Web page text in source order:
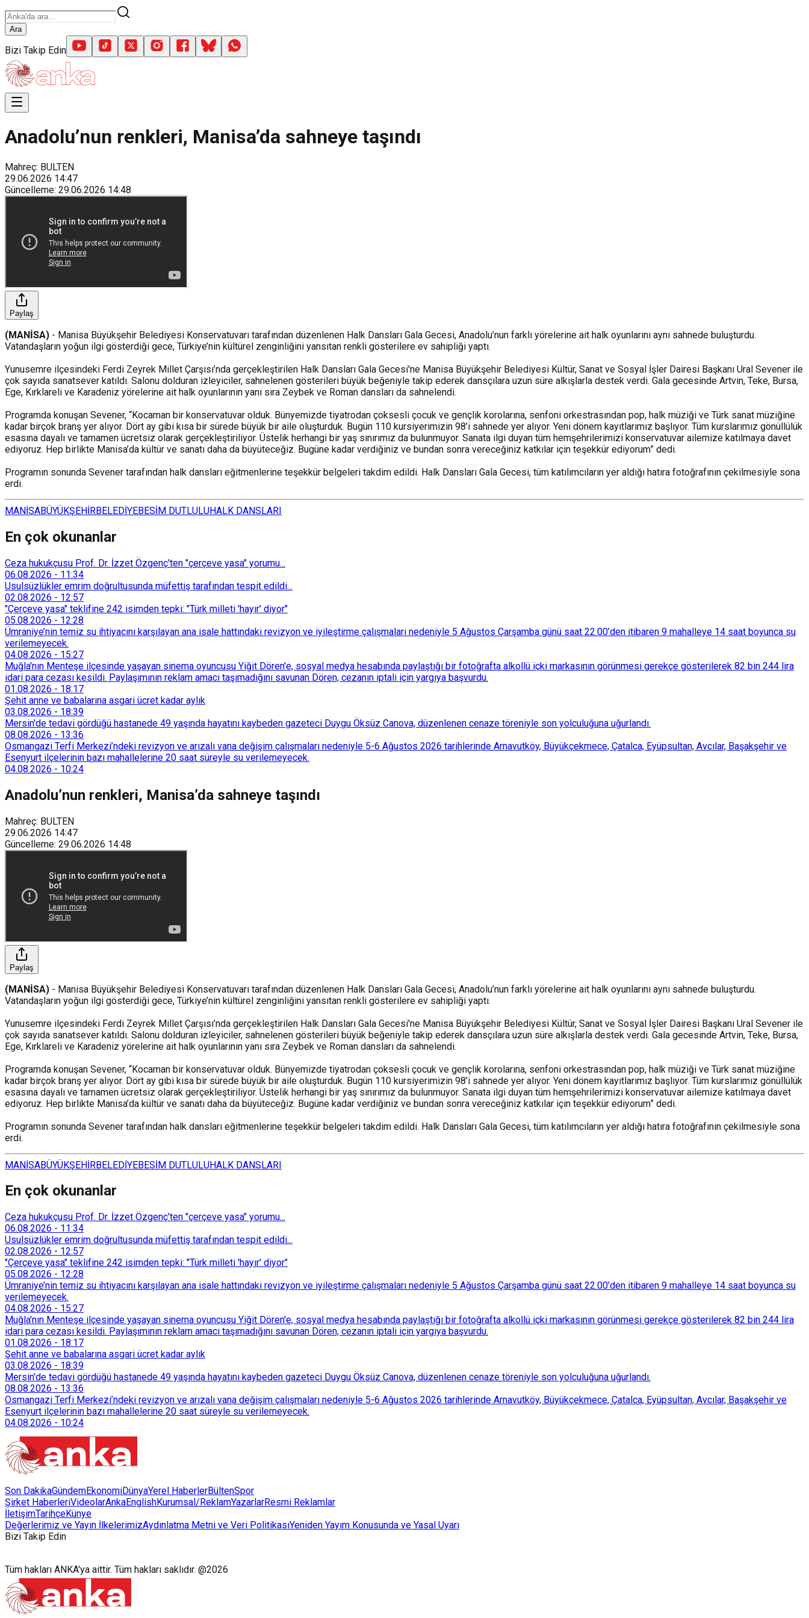
Ara
Bizi Takip Edin
Anadolu’nun renkleri, Manisa’da sahneye taşındı
Mahreç: BULTEN
29.06.2026 14:47
Güncelleme: 29.06.2026 14:48
Paylaş
(MANİSA) - Manisa Büyükşehir Belediyesi Konservatuvarı tarafından düzenlenen Halk Dansları Gala Gecesi, Anadolu’nun farklı yörelerine ait halk oyunlarını aynı sahnede buluşturdu.
Vatandaşların yoğun ilgi gösterdiği gece, Türkiye’nin kültürel zenginliğini yansıtan renkli gösterilere ev sahipliği yaptı.
Yunusemre ilçesindeki Ferdi Zeyrek Millet Çarşısı’nda gerçekleştirilen Halk Dansları Gala Gecesi'ne Manisa Büyükşehir Belediyesi Kültür, Sanat ve Sosyal İşler Dairesi Başkanı Ural Sevener ile
çok sayıda sanatsever katıldı. Salonu dolduran izleyiciler, sahnelenen gösterileri büyük beğeniyle takip ederek dansçılara uzun süre alkışlarla destek verdi. Gala gecesinde Artvin, Teke, Bursa,
Ege, Kırklareli ve Karadeniz yörelerine ait halk oyunlarının yanı sıra Zeybek ve Roman dansları da sahnelendi.
Programda konuşan Sevener, “Kocaman bir konservatuvar olduk. Bünyemizde tiyatrodan çoksesli çocuk ve gençlik korolarına, senfoni orkestrasından pop, halk müziği ve Türk sanat müziğine
kadar birçok branş yer alıyor. Dört ay gibi kısa bir sürede büyük bir aile oluşturduk. Bugün 110 kursiyerimizin 98’i sahnede yer alıyor. Yeni dönem kayıtlarımız başlıyor. Tüm kurslarımız gönüllülük
esasına dayalı ve tamamen ücretsiz olarak gerçekleştiriliyor. Üstelik herhangi bir yaş sınırımız da bulunmuyor. Sanata ilgi duyan tüm hemşehrilerimizi konservatuvar ailemize katılmaya davet
ediyoruz. Hep birlikte Manisa’da kültür ve sanatı daha da büyüteceğiz. Bugüne kadar verdiğiniz ve bundan sonra vereceğiniz katkılar için teşekkür ediyorum” dedi.
Programın sonunda Sevener tarafından halk dansları eğitmenlerine teşekkür belgeleri takdim edildi. Halk Dansları Gala Gecesi, tüm katılımcıların yer aldığı hatıra fotoğrafının çekilmesiyle sona
erdi.
MANİSABÜYÜKŞEHİRBELEDİYEBESİM DUTLULUHALK DANSLARI
En çok okunanlar
Ceza hukukçusu Prof. Dr. İzzet Özgenç'ten "çerçeve yasa" yorumu...
06.08.2026 - 11:34
Usulsüzlükler emrim doğrultusunda müfettiş tarafından tespit edildi...
02.08.2026 - 12:57
"Çerçeve yasa" teklifine 242 isimden tepki: "Türk milleti 'hayır' diyor"
05.08.2026 - 12:28
Ümraniye’nin temiz su ihtiyacını karşılayan ana isale hattındaki revizyon ve iyileştirme çalışmaları nedeniyle 5 Ağustos Çarşamba günü saat 22.00’den itibaren 9 mahalleye 14 saat boyunca su
verilemeyecek.
04.08.2026 - 15:27
Muğla'nın Menteşe ilçesinde yaşayan sinema oyuncusu Yiğit Dören'e, sosyal medya hesabında paylaştığı bir fotoğrafta alkollü içki markasının görünmesi gerekçe gösterilerek 82 bin 244 lira
idari para cezası kesildi. Paylaşımının reklam amacı taşımadığını savunan Dören, cezanın iptali için yargıya başvurdu.
01.08.2026 - 18:17
Şehit anne ve babalarına asgari ücret kadar aylık
03.08.2026 - 18:39
Mersin'de tedavi gördüğü hastanede 49 yaşında hayatını kaybeden gazeteci Duygu Öksüz Canova, düzenlenen cenaze töreniyle son yolculuğuna uğurlandı.
08.08.2026 - 13:36
Osmangazi Terfi Merkezi’ndeki revizyon ve arızalı vana değişim çalışmaları nedeniyle 5-6 Ağustos 2026 tarihlerinde Arnavutköy, Büyükçekmece, Çatalca, Eyüpsultan, Avcılar, Başakşehir ve
Esenyurt ilçelerinin bazı mahallelerine 20 saat süreyle su verilemeyecek.
04.08.2026 - 10:24
Anadolu’nun renkleri, Manisa’da sahneye taşındı
Mahreç: BULTEN
29.06.2026 14:47
Güncelleme: 29.06.2026 14:48
Paylaş
(MANİSA) - Manisa Büyükşehir Belediyesi Konservatuvarı tarafından düzenlenen Halk Dansları Gala Gecesi, Anadolu’nun farklı yörelerine ait halk oyunlarını aynı sahnede buluşturdu.
Vatandaşların yoğun ilgi gösterdiği gece, Türkiye’nin kültürel zenginliğini yansıtan renkli gösterilere ev sahipliği yaptı.
Yunusemre ilçesindeki Ferdi Zeyrek Millet Çarşısı’nda gerçekleştirilen Halk Dansları Gala Gecesi'ne Manisa Büyükşehir Belediyesi Kültür, Sanat ve Sosyal İşler Dairesi Başkanı Ural Sevener ile
çok sayıda sanatsever katıldı. Salonu dolduran izleyiciler, sahnelenen gösterileri büyük beğeniyle takip ederek dansçılara uzun süre alkışlarla destek verdi. Gala gecesinde Artvin, Teke, Bursa,
Ege, Kırklareli ve Karadeniz yörelerine ait halk oyunlarının yanı sıra Zeybek ve Roman dansları da sahnelendi.
Programda konuşan Sevener, “Kocaman bir konservatuvar olduk. Bünyemizde tiyatrodan çoksesli çocuk ve gençlik korolarına, senfoni orkestrasından pop, halk müziği ve Türk sanat müziğine
kadar birçok branş yer alıyor. Dört ay gibi kısa bir sürede büyük bir aile oluşturduk. Bugün 110 kursiyerimizin 98’i sahnede yer alıyor. Yeni dönem kayıtlarımız başlıyor. Tüm kurslarımız gönüllülük
esasına dayalı ve tamamen ücretsiz olarak gerçekleştiriliyor. Üstelik herhangi bir yaş sınırımız da bulunmuyor. Sanata ilgi duyan tüm hemşehrilerimizi konservatuvar ailemize katılmaya davet
ediyoruz. Hep birlikte Manisa’da kültür ve sanatı daha da büyüteceğiz. Bugüne kadar verdiğiniz ve bundan sonra vereceğiniz katkılar için teşekkür ediyorum” dedi.
Programın sonunda Sevener tarafından halk dansları eğitmenlerine teşekkür belgeleri takdim edildi. Halk Dansları Gala Gecesi, tüm katılımcıların yer aldığı hatıra fotoğrafının çekilmesiyle sona
erdi.
MANİSABÜYÜKŞEHİRBELEDİYEBESİM DUTLULUHALK DANSLARI
En çok okunanlar
Ceza hukukçusu Prof. Dr. İzzet Özgenç'ten "çerçeve yasa" yorumu...
06.08.2026 - 11:34
Usulsüzlükler emrim doğrultusunda müfettiş tarafından tespit edildi...
02.08.2026 - 12:57
"Çerçeve yasa" teklifine 242 isimden tepki: "Türk milleti 'hayır' diyor"
05.08.2026 - 12:28
Ümraniye’nin temiz su ihtiyacını karşılayan ana isale hattındaki revizyon ve iyileştirme çalışmaları nedeniyle 5 Ağustos Çarşamba günü saat 22.00’den itibaren 9 mahalleye 14 saat boyunca su
verilemeyecek.
04.08.2026 - 15:27
Muğla'nın Menteşe ilçesinde yaşayan sinema oyuncusu Yiğit Dören'e, sosyal medya hesabında paylaştığı bir fotoğrafta alkollü içki markasının görünmesi gerekçe gösterilerek 82 bin 244 lira
idari para cezası kesildi. Paylaşımının reklam amacı taşımadığını savunan Dören, cezanın iptali için yargıya başvurdu.
01.08.2026 - 18:17
Şehit anne ve babalarına asgari ücret kadar aylık
03.08.2026 - 18:39
Mersin'de tedavi gördüğü hastanede 49 yaşında hayatını kaybeden gazeteci Duygu Öksüz Canova, düzenlenen cenaze töreniyle son yolculuğuna uğurlandı.
08.08.2026 - 13:36
Osmangazi Terfi Merkezi’ndeki revizyon ve arızalı vana değişim çalışmaları nedeniyle 5-6 Ağustos 2026 tarihlerinde Arnavutköy, Büyükçekmece, Çatalca, Eyüpsultan, Avcılar, Başakşehir ve
Esenyurt ilçelerinin bazı mahallelerine 20 saat süreyle su verilemeyecek.
04.08.2026 - 10:24
Son DakikaGündemEkonomiDünyaYerel HaberlerBültenSpor
Şirket HaberleriVideolarAnkaEnglishKurumsal/ReklamYazarlarResmi Reklamlar
İletişimTarihçeKünye
Değerlerimiz ve Yayın İlkelerimizAydınlatma Metni ve Veri PolitikasıYeniden Yayım Konusunda ve Yasal Uyarı
Bizi Takip Edin
Tüm hakları ANKA'ya aittir. Tüm hakları saklıdır. @2026